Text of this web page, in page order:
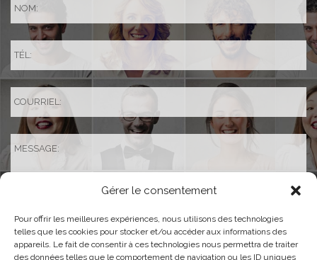
Gérer le consentement
Pour offrir les meilleures expériences, nous utilisons des technologies
telles que les cookies pour stocker et/ou accéder aux informations des
appareils. Le fait de consentir à ces technologies nous permettra de traiter
des données telles que le comportement de navigation ou les ID uniques